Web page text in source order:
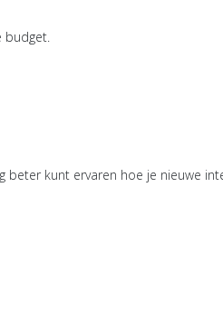
budget.
kunt ervaren hoe je nieuwe